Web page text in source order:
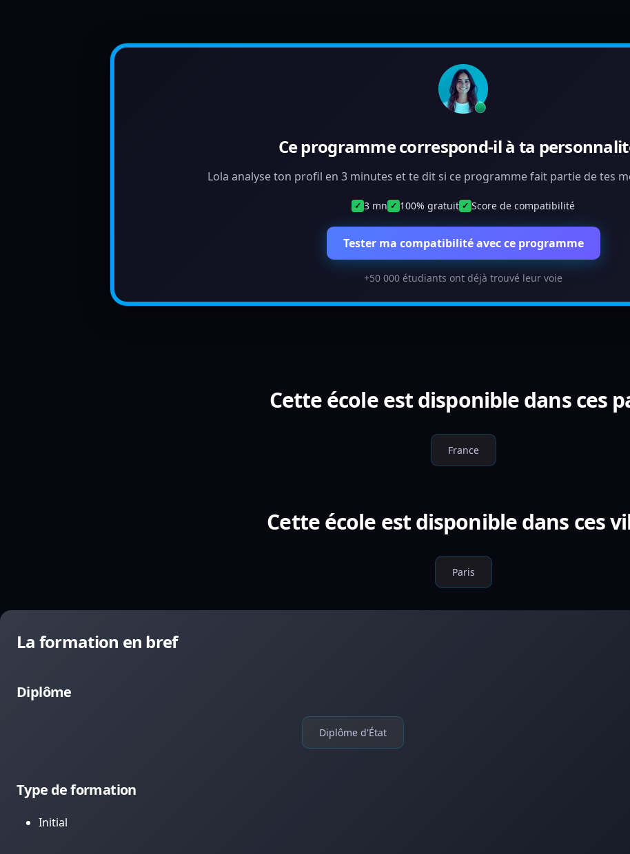
Ce programme correspond-il à ta
Lola analyse ton profil en 3 minutes et te dit si ce programme fait partie de tes
✓ 3 mn ✓ 100% gratuit ✓ Score de compatibilité
Tester ma compatibilité avec ce programme
+50 000 étudiants ont déjà trouvé leur voie
Cette école est disponible dans ces
France
Cette école est disponible dans ces
Paris
La formation en bref
Diplôme
Diplôme d'État
Type de formation
Initial